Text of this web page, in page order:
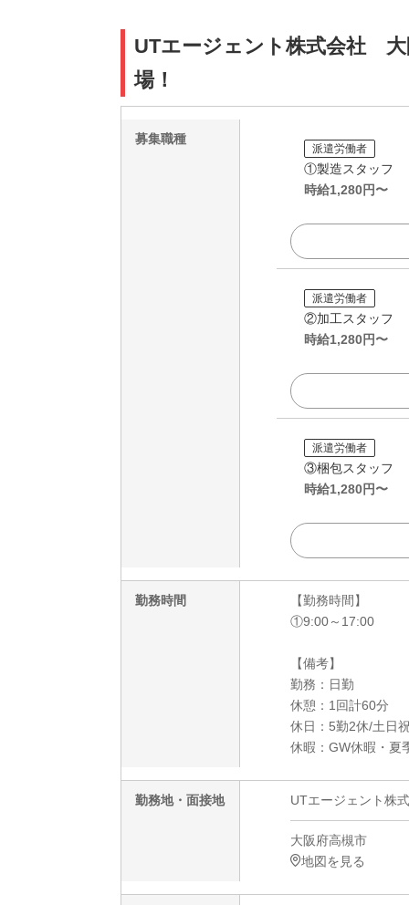
UTエージェント株式会社 大
場！
募集職種
派遣労働者
①製造スタッフ
時給1,280円〜
派遣労働者
②加工スタッフ
時給1,280円〜
派遣労働者
③梱包スタッフ
時給1,280円〜
勤務時間
【勤務時間】
①9:00～17:00
【備考】
勤務：日勤
休憩：1回計60分
休日：5勤2休/土日
休暇：GW休暇・夏
勤務地・面接地 UTエージェント株
大阪府高槻市
地図を見る